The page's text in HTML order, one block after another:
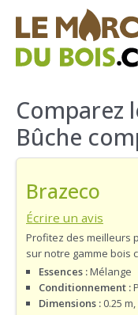
CHAUFFAGE AU BOIS
FAQ
TROUVER SON
BLOG
ESPACE PRO
Comparez
Bûche
Brazeco
Écrire un avis
Profitez des meilleurs
sur notre gamme bois
Essences :Mélange
Conditionnement :
Dimensions : 0.25